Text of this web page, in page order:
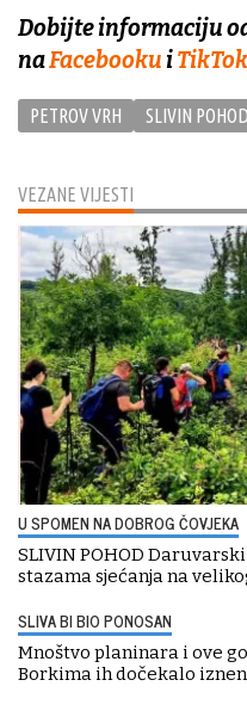
VEZANE VIJESTI
U SPOMEN NA DOBROG ČOVJEKA
SLIVIN POHOD
stazama sjećanja na
SLIVA BI BIO PONOSAN
Mnoštvo planinara i ove
Borkima ih dočekalo
Dobijte informaciju
naFacebookui
PETROV VRH SLIVIN POHOD